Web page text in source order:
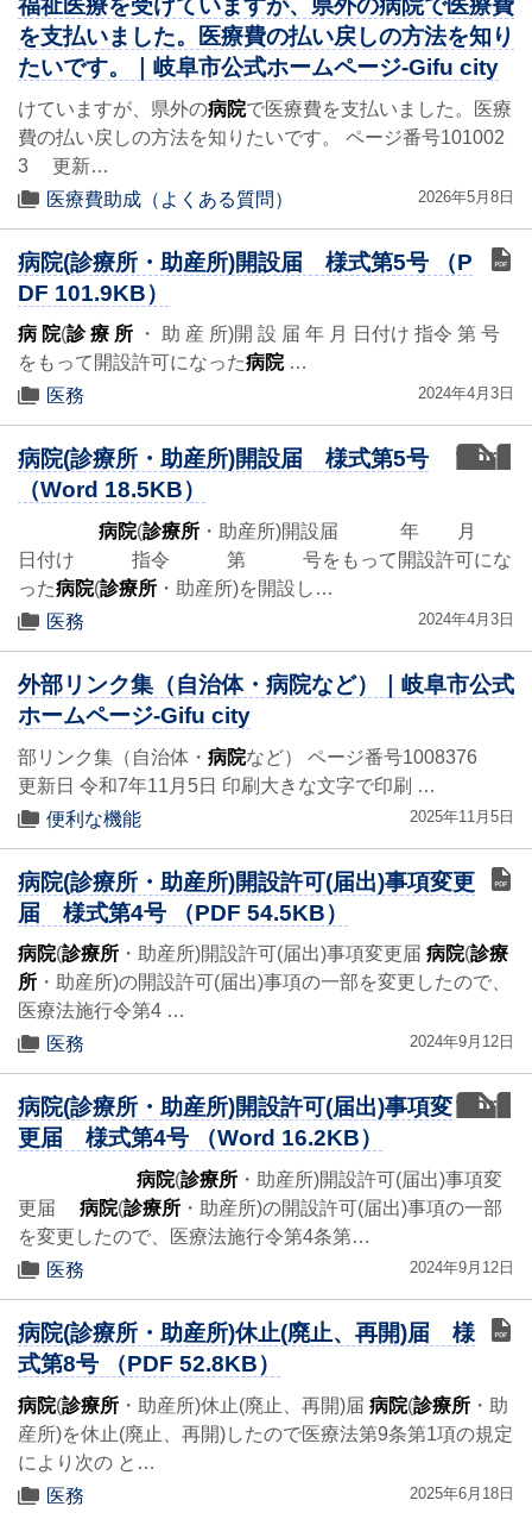
福祉医療を受けていますが、県外の病院で医療費
を支払いました。医療費の払い戻しの方法を知り
たいです。｜岐阜市公式ホームページ-Gifu city
けていますが、県外の病院で医療費を支払いました。医療
費の払い戻しの方法を知りたいです。 ページ番号101002
3 更新…
医療費助成（よくある質問）
2026年5月8日
病院(診療所・助産所)開設届 様式第5号 （P
DF 101.9KB）
病 院(診 療 所 ・ 助 産 所)開 設 届 年 月 日付け 指令 第 号
をもって開設許可になった病院…
医務
2024年4月3日
word
病院(診療所・助産所)開設届 様式第5号
（Word 18.5KB）
病院(診療所 ・助産所)開設届 年 月
日付け 指令 第 号をもって開設許可にな
った病院(診療所 ・助産所)を開設し…
医務
2024年4月3日
外部リンク集（自治体・病院など）｜岐阜市公式
ホームページ-Gifu city
部リンク集（自治体・ 病院など） ページ番号1008376
更新日 令和7年11月5日 印刷大きな文字で印刷 …
便利な機能
2025年11月5日
病院(診療所・助産所)開設許可(届出)事項変更
届 様式第4号 （PDF 54.5KB）
病院(診療所 ・助産所)開設許可(届出)事項変更届 病院(診療
所 ・助産所)の開設許可(届出)事項の一部を変更したので、
医療法施行令第4 …
医務
2024年9月12日
word
病院(診療所・助産所)開設許可(届出)事項変
更届 様式第4号 （Word 16.2KB）
病院(診療所 ・助産所)開設許可(届出)事項変
更届 病院(診療所 ・助産所)の開設許可(届出)事項の一部
を変更したので、医療法施行令第4条第…
医務
2024年9月12日
病院(診療所・助産所)休止(廃止、再開)届 様
式第8号 （PDF 52.8KB）
病院(診療所 ・助産所)休止(廃止、再開)届 病院(診療所 ・助
産所)を休止(廃止、再開)したので医療法第9条第1項の規定
により次の と…
医務
2025年6月18日